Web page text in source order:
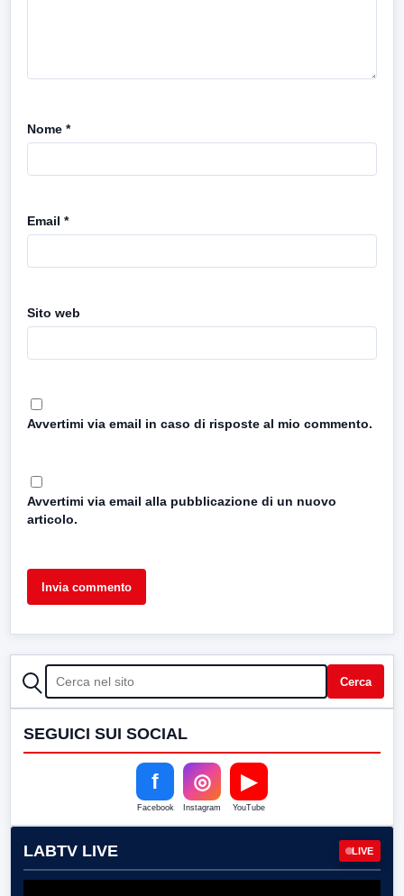
Nome *
Email *
Sito web
Avvertimi via email in caso di risposte al mio commento.
Avvertimi via email alla pubblicazione di un nuovo
articolo.
CERCA Cerca
SEGUICI SUI SOCIAL
f
Facebook
◎
Instagram
▶
YouTube
LABTV LIVE LIVE